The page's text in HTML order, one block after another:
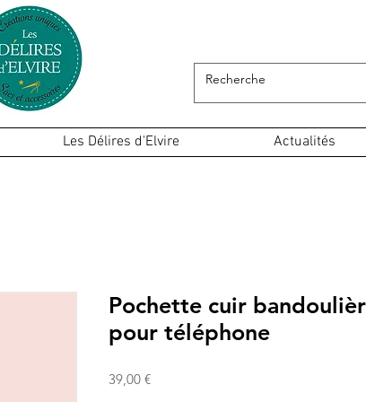
Les Délires d'Elvire Actualités
Pochette cuir
pour téléphone
39,00 €Prix